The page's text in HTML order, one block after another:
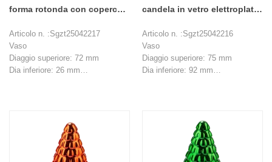
forma rotonda con coperchi
Articolo n. :Sgzt25042217
Vaso
Diaggio superiore: 72 mm
Dia inferiore: 26 mm
Diaggio superiore: 15 mm
Dia inferiore: 80 mm
Altezza: 46 mm
candela in vetro elettroplato
coperchio
Articolo n. :Sgzt25042216
Vaso
Diaggio superiore: 75 mm
Dia inferiore: 92 mm
Capacità ： 385 ml
Dia inferiore: 64 mm
Max Dia ： 79 mm